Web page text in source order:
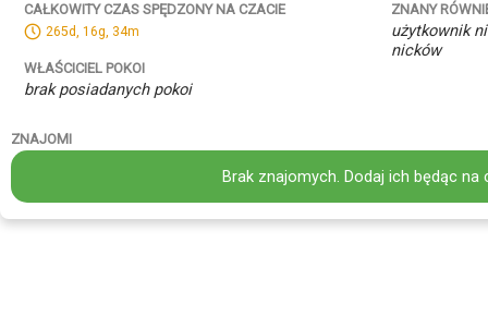
CAŁKOWITY CZAS SPĘDZONY NA CZACIE
265d, 16g, 34m
WŁAŚCICIEL POKOI
brak posiadanych pokoi
ZNANY
użytkownik
nicków
ZNAJOMI
Brak znajomych. Dodaj ich będąc na